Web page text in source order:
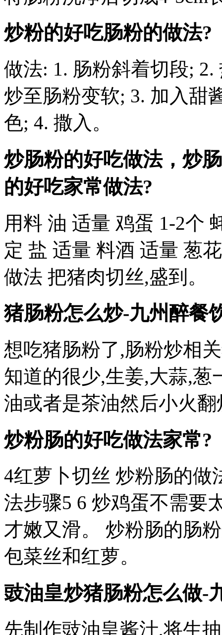
炒粉的好吃肠粉的做法?
做法: 1. 肠粉斜着切段;
炒至肠粉变软; 3. 加入甜
色; 4. 撒入。
炒肠粉的好吃做法，炒
的好吃家常做法?
用料 油 适量 鸡蛋 1-2个
定 盐 适量 料酒 适量 葱
做法 把猪肉切丝,盛到。
猪肠粉怎么炒-九州醉餐
想吃猪肠粉了,肠粉炒相
知道的很少,生姜,大蒜,葱
油或者是茶油然后小火
炒粉肠的好吃做法家常?
4红萝卜切丝 炒粉肠的做
法步骤5 6 炒鸡蛋不需要
才嫩又滑。 炒粉肠的肠
包菜丝和红萝。
豉油皇炒猪肠粉怎么做-
先制作豉油皇酱汁,将生